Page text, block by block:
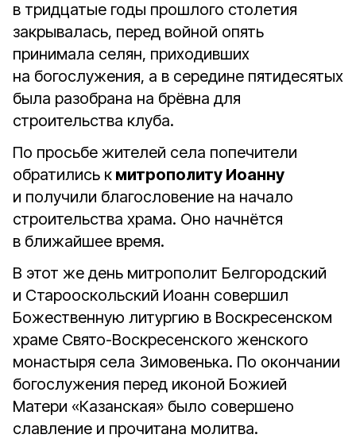
в тридцатые годы прошлого столетия
закрывалась, перед войной опять
принимала селян, приходивших
на богослужения, а в середине пятидесятых
была разобрана на брёвна для
строительства клуба.
По просьбе жителей села попечители
обратились к митрополиту Иоанну
и получили благословение на начало
строительства храма. Оно начнётся
в ближайшее время.
В этот же день митрополит Белгородский
и Старооскольский Иоанн совершил
Божественную литургию в Воскресенском
храме Свято-Воскресенского женского
монастыря села Зимовенька. По окончании
богослужения перед иконой Божией
Матери «Казанская» было совершено
славление и прочитана молитва.